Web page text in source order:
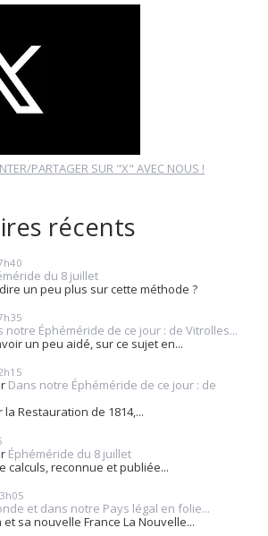
PARTAGER SUR "X" AVEC NOUS !
récents
du 8 juillet
un peu plus sur cette méthode ?
notre Éphéméride de ce jour : de Vitrolles...
un peu aidé, sur ce sujet en...
Dans notre Éphéméride de ce jour : de
Restauration de 1814,...
Éphéméride du 8 juillet
calculs, reconnue et publiée...
et dans notre Pays légal en folie...
sa nouvelle France La Nouvelle...